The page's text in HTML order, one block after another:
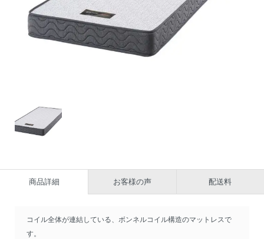
商品詳細 お客様の声 配送料
コイル全体が連結している、ボンネルコイル構造のマットレスで
す。